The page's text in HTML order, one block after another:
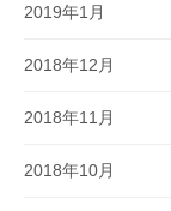
2019年1月
2018年12月
2018年11月
2018年10月